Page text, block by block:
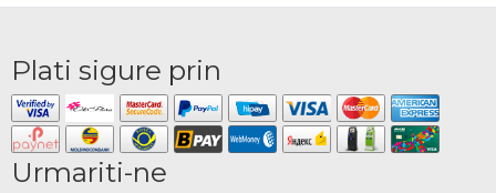
Plati sigure prin
Urmariti-ne